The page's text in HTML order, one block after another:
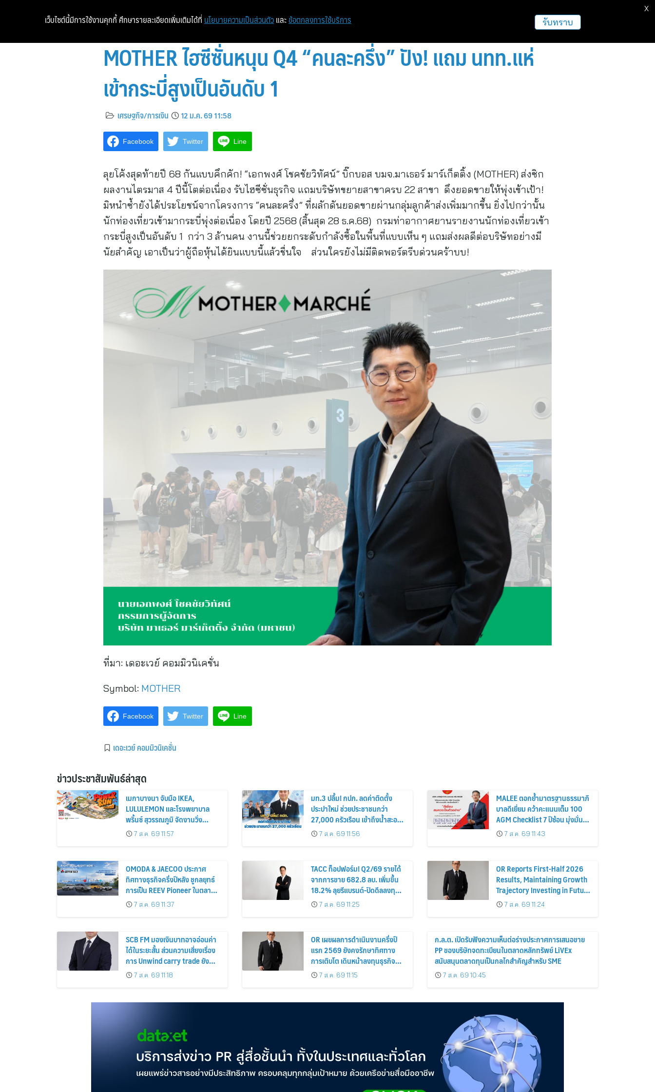
หน้าแรก ท่องเที่ยว ฝากข่าวประชาสัมพันธ์
MOTHER ไฮซีซั่นหนุน Q4 “คนละครึ่ง” ปัง! แถม นทท.แห่
เข้ากระบี่สูงเป็นอันดับ 1
เศรษฐกิจ/การเงิน 12 ม.ค. 69 11:58
Facebook Twitter Line
ลุยโค้งสุดท้ายปี 68 กันแบบคึกคัก! “เอกพงศ์ โชคชัยวิทัศน์” บิ๊กบอส บมจ.มาเธอร์ มาร์เก็ตติ้ง (MOTHER) ส่งซิก
ผลงานไตรมาส 4 ปีนี้โตต่อเนื่อง รับไฮซีซั่นธุรกิจ แถมบริษัทขยายสาขาครบ 22 สาขา ดึงยอดขายให้พุ่งเข้าเป้า!
มิหนำซ้ำยังได้ประโยชน์จากโครงการ “คนละครึ่ง” ที่ผลักดันยอดขายผ่านกลุ่มลูกค้าส่งเพิ่มมากขึ้น ยิ่งไปกว่านั้น
นักท่องเที่ยวเข้ามากระบี่พุ่งต่อเนื่อง โดยปี 2568 (สิ้นสุด 28 ธ.ค.68) กรมท่าอากาศยานรายงานนักท่องเที่ยวเข้า
กระบี่สูงเป็นอันดับ 1 กว่า 3 ล้านคน งานนี้ช่วยยกระดับกำลังซื้อในพื้นที่แบบเห็น ๆ แถมส่งผลดีต่อบริษัทอย่างมี
นัยสำคัญ เอาเป็นว่าผู้ถือหุ้นได้ยินแบบนี้แล้วชื่นใจ ส่วนใครยังไม่มีติดพอร์ตรีบด่วนคร้าบบ!
ที่มา: เดอะเวย์ คอมมิวนิเคชั่น
Symbol: MOTHER
Facebook Twitter Line
เดอะเวย์ คอมมิวนิเคชั่น
ข่าวประชาสัมพันธ์ล่าสุด
เมกาบางนา จับมือ IKEA,
LULULEMON และโรงพยาบาล
พริ้นซ์ สุวรรณภูมิ จัดงานวิ่ง
“POWER RUN” ครั้งแรกใน
ประเทศไทย
7 ส.ค. 69 11:57
มท.3 ปลื้ม! กปภ. ลดค่าติดตั้ง
ประปาใหม่ ช่วยประชาชนกว่า
27,000 ครัวเรือน เข้าถึงน้ำสะอาด
ลดค่าใช้จ่ายกว่า 14.8 ล้านบาท
7 ส.ค. 69 11:56
MALEE ตอกย้ำมาตรฐานธรรมาภิ
บาลดีเยี่ยม คว้าคะแนนเต็ม 100
AGM Checklist 7 ปีซ้อน มุ่งมั่น
พัฒนาระบบกำกับดูกิจการ เพื่อยก
ระดับสู่มาตรฐานสากล
7 ส.ค. 69 11:43
OMODA & JAECOO ประกาศ
ทิศทางธุรกิจครึ่งปีหลัง ชูกลยุทธ์
การเป็น REEV Pioneer ในตลาด
ไทย7 ส.ค. 69 11:37
TACC ท็อปฟอร์ม! Q2/69 รายได้
จากการขาย 682.8 ลบ. เพิ่มขึ้น
18.2% ลุยรีแบรนด์-ปิดดีลลงทุน
ใหม่สร้าง New S-Curve หนุน
อนาคตเติบโตยั่งยืน
7 ส.ค. 69 11:25
OR Reports First-Half 2026
Results, Maintaining Growth
Trajectory Investing in Future
Businesses to Strengthen
Long-Term Growth
7 ส.ค. 69 11:24
SCB FM มองเงินบาทอาจอ่อนค่า
ได้ในระยะสั้น ส่วนความเสี่ยงเรื่อง
การ Unwind carry trade ยังต่ำ
แม้เงินเยนแข็งค่าเร็ว
7 ส.ค. 69 11:18
OR เผยผลการดำเนินงานครึ่งปี
แรก 2569 ยังคงรักษาทิศทาง
การเติบโต เดินหน้าลงทุนธุรกิจ
อนาคต เสริมการเติบโตระยะยาว
7 ส.ค. 69 11:15
ก.ล.ต. เปิดรับฟังความเห็นต่อร่างประกาศการเสนอขาย
PP ของบริษัทจดทะเบียนในตลาดหลักทรัพย์ LiVEx
สนับสนุนตลาดทุนเป็นกลไกสำคัญสำหรับ SME
7 ส.ค. 69 10:45
เว็บไซต์นี้มีการใช้งานคุกกี้ ศึกษารายละเอียดเพิ่มเติมได้ที่ นโยบายความเป็นส่วนตัว และ ข้อตกลงการใช้บริการ รับทราบ
X